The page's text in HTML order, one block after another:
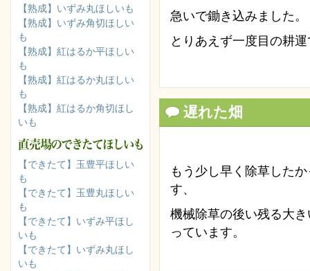
急いで鋤き込みました。
とりあえず一度目の耕
遅れた畑
もう少し早く除草した
す、
機械除草の後い残る大
っています。
【熟成】いずみ丸ほしいも
【熟成】いずみ角切ほしい
も
【熟成】紅はるか平ほしい
も
【熟成】紅はるか丸ほしい
も
【熟成】紅はるか角切ほし
いも
【できたて】玉豊平ほしい
も
【できたて】玉豊丸ほしい
も
【できたて】いずみ平ほし
いも
【できたて】いずみ丸ほし
いも